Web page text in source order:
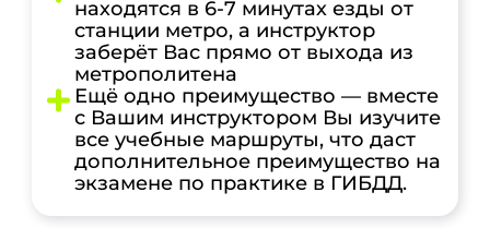
находятся в 6-7 минутах езды от
станции метро, а инструктор
заберёт Вас прямо от выхода из
метрополитена
Ещё одно преимущество — вместе
с Вашим инструктором Вы изучите
все учебные маршруты, что даст
дополнительное преимущество на
экзамене по практике в ГИБДД.